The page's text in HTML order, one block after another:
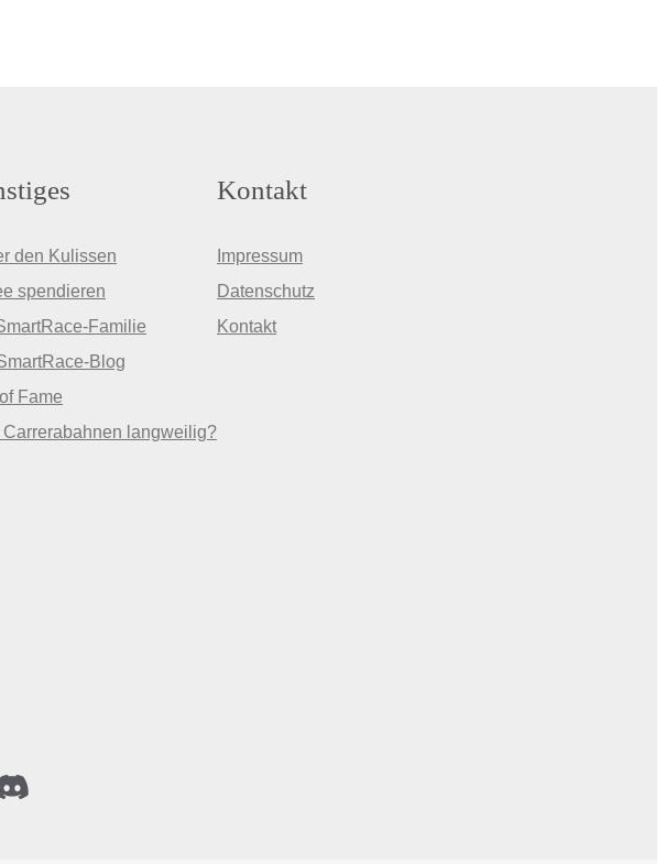
den Kulissen
spendieren
Familie
Blog
Fame
Carrerabahnen langweilig?
Kontakt
Impressum
Datenschutz
Kontakt